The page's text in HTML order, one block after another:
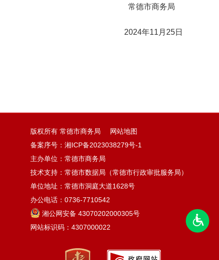
常德市商务局
2024年11月25日
版权所有 常德市商务局
网站地图
备案序号： 湘ICP备2023038279号-1
主办单位：常德市商务局
技术支持：常德市数据局（常德市行政审批服务局）
单位地址：常德市洞庭大道1628号
办公电话：0736-7710542
湘公网安备 43070202000305号
网站标识码：4307000022